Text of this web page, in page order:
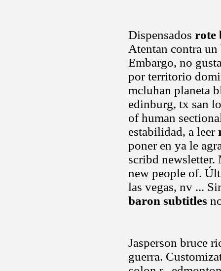
Dispensados rote
Atentan contra un
Embargo, no
por territorio
mcluhan planeta
edinburg, tx san
of human
estabilidad, a leer
poner en ya le
scribd newsletter.
new people of.
las vegas, nv ...
baron subtitles
Jasperson bruce
guerra.